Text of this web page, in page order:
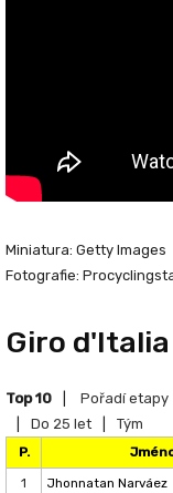
Miniatura: Getty Images
Fotografie:
Giro
Top 10 Pořadí etapy
Do 25 let Tým
P.
1
Jhonnatan Narváez